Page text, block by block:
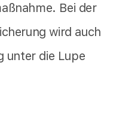
Bei der
wird auch
unter die Lupe